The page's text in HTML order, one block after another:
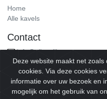
Home
Alle kavels
Contact
info@alleveilingen.net
Deze website maakt net
cookies. Via deze cookies
informatie over uw bezoek en
mogelijk om het gebruik van